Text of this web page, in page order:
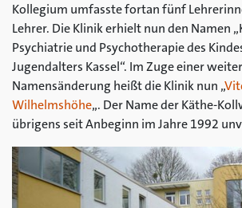
Kollegium umfasste fortan fünf
Lehrer. Die Klinik erhielt nun den Namen
Psychiatrie und Psychotherapie des
Jugendalters Kassel“. Im Zuge einer
Namensänderung heißt die Klinik nun „
Wilhelmshöhe„. Der Name der Käthe-
übrigens seit Anbeginn im Jahre 1992